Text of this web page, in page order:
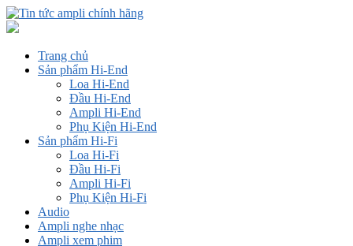
Trang chủ
Sản phẩm Hi-End
Loa Hi-End
Đầu Hi-End
Ampli Hi-End
Phụ Kiện Hi-End
Sản phẩm Hi-Fi
Loa Hi-Fi
Đầu Hi-Fi
Ampli Hi-Fi
Phụ Kiện Hi-Fi
Audio
Ampli nghe nhạc
Ampli xem phim